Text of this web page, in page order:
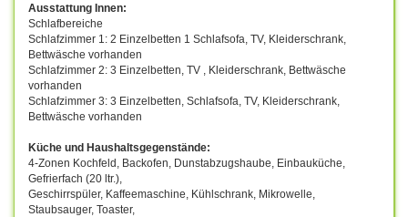
Ausstattung Innen:
Schlafbereiche
Schlafzimmer 1: 2 Einzelbetten 1 Schlafsofa, TV, Kleiderschrank,
Bettwäsche vorhanden
Schlafzimmer 2: 3 Einzelbetten, TV , Kleiderschrank, Bettwäsche
vorhanden
Schlafzimmer 3: 3 Einzelbetten, Schlafsofa, TV, Kleiderschrank,
Bettwäsche vorhanden
Küche und Haushaltsgegenstände:
4-Zonen Kochfeld, Backofen, Dunstabzugshaube, Einbauküche,
Gefrierfach (20 ltr.),
Geschirrspüler, Kaffeemaschine, Kühlschrank, Mikrowelle,
Staubsauger, Toaster,